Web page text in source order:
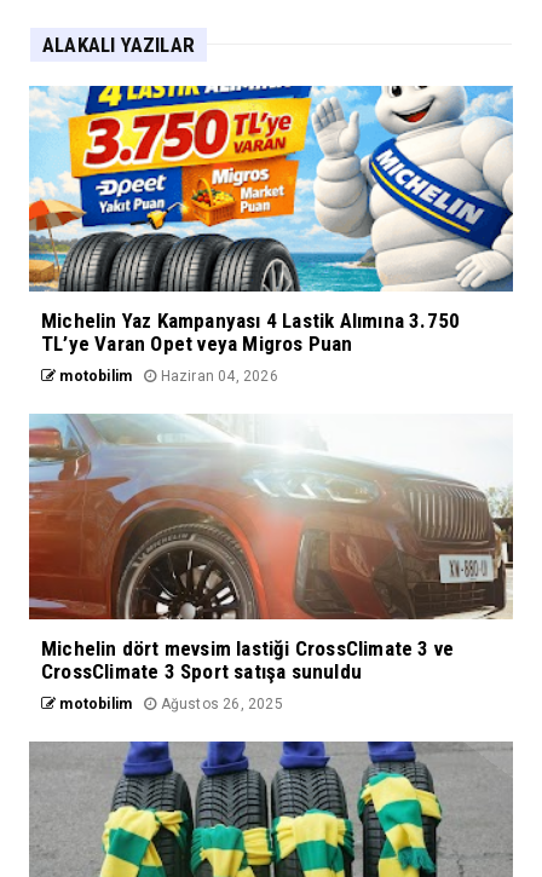
ALAKALI YAZILAR
Michelin Yaz Kampanyası 4 Lastik Alımına 3.750
TL’ye Varan Opet veya Migros Puan
motobilim Haziran 04, 2026
Michelin dört mevsim lastiği CrossClimate 3 ve
CrossClimate 3 Sport satışa sunuldu
motobilim Ağustos 26, 2025